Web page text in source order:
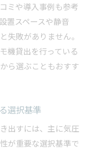
ンタルの費用差比
える選び方の工夫
換時期の目安
全基準と選び方
い場合のリスク
ミや導入事例も参考
置スペースや静音
失敗がありません。
機貸出を行っている
ら選ぶこともおすす
選択基準
出すには、主に気圧
が重要な選択基準で